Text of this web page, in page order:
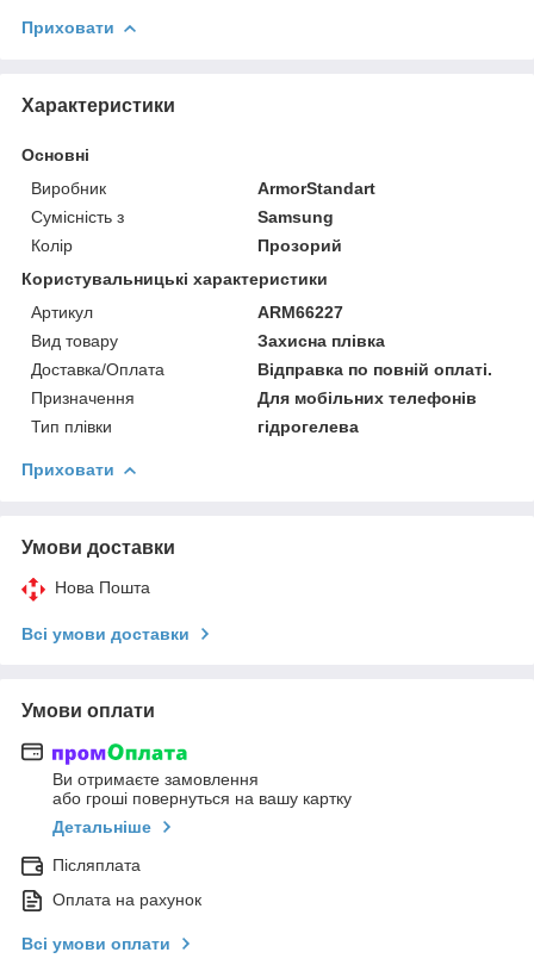
Приховати
Характеристики
Основні
Виробник
ArmorStandart
Сумісність з
Samsung
Колір
Прозорий
Користувальницькі характеристики
Артикул
ARM66227
Вид товару
Захисна плівка
Доставка/Оплата
Відправка по повній оплаті.
Призначення
Для мобільних телефонів
Тип плівки
гідрогелева
Приховати
Умови доставки
Нова Пошта
Всі умови доставки
Умови оплати
Ви отримаєте замовлення
або гроші повернуться на вашу картку
Детальніше
Післяплата
Оплата на рахунок
Всі умови оплати